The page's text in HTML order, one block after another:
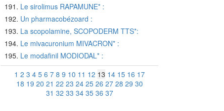
Le sirolimus RAPAMUNE* :
Un pharmacobézoard :
La scopolamine, SCOPODERM TTS*:
Le mivacuronium MIVACRON* :
Le modafinil MODIODAL* :
1 2 3 4 5 6 7 8 9 10 11 12 13 14 15 16 17
18 19 20 21 22 23 24 25 26 27 28 29 30
31 32 33 34 35 36 37